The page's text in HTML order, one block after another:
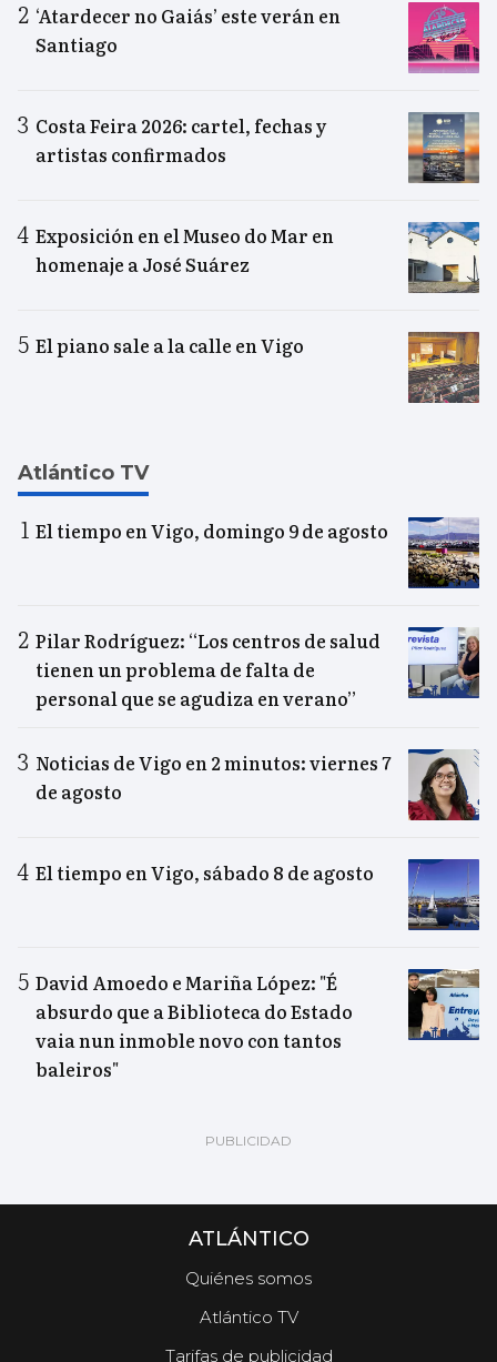
‘Atardecer no Gaiás’ este verán en
Santiago
Costa Feira 2026: cartel, fechas y
artistas confirmados
Exposición en el Museo do Mar en
homenaje a José Suárez
El piano sale a la calle en Vigo
Atlántico TV
El tiempo en Vigo, domingo 9 de agosto
Pilar Rodríguez: “Los centros de salud
tienen un problema de falta de
personal que se agudiza en verano”
Noticias de Vigo en 2 minutos: viernes 7
de agosto
El tiempo en Vigo, sábado 8 de agosto
David Amoedo e Mariña López: "É
absurdo que a Biblioteca do Estado
vaia nun inmoble novo con tantos
baleiros"
ATLÁNTICO
Quiénes somos
Atlántico TV
Tarifas de publicidad